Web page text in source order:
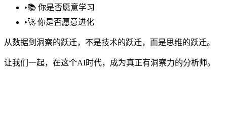
•📚 你是否愿意学习
•🚀 你是否愿意进化
从数据到洞察的跃迁，不是技术的跃迁，而是思维的跃迁。
让我们一起，在这个AI时代，成为真正有洞察力的分析师。